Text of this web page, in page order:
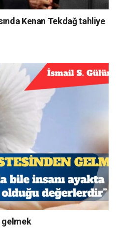
Kenan Tekdağ tahliye
gelmek